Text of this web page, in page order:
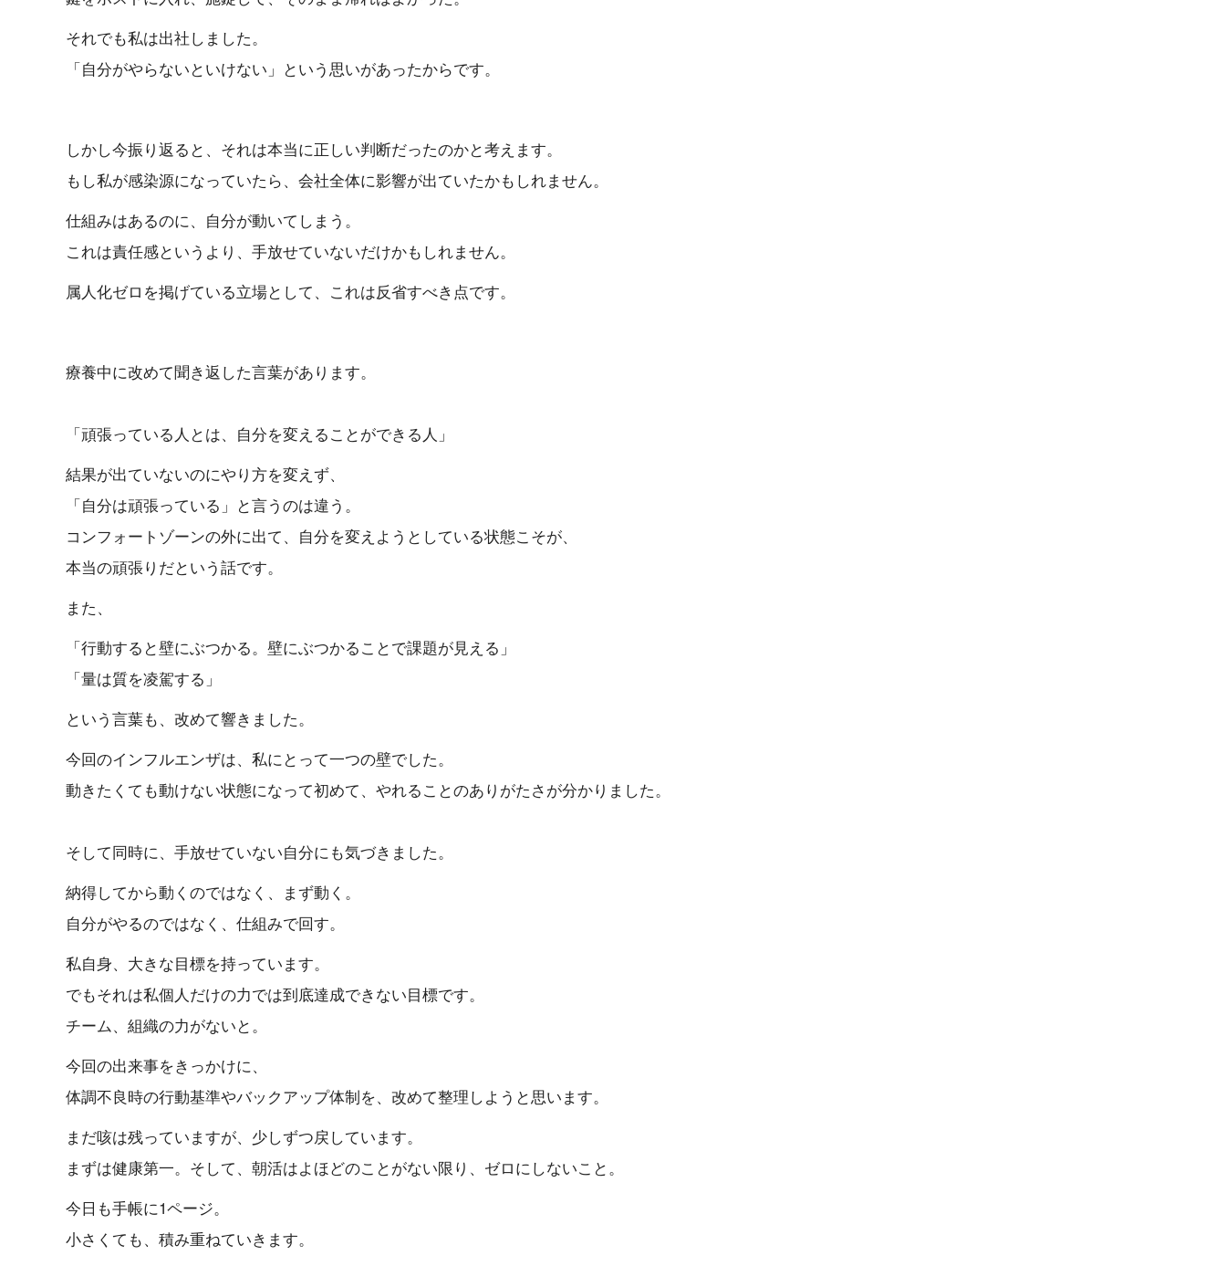
それでも私は出社しました。
「自分がやらないといけない」という思いがあったからです。
しかし今振り返ると、それは本当に正しい判断だったのかと考えます。
もし私が感染源になっていたら、会社全体に影響が出ていたかもしれません。
仕組みはあるのに、自分が動いてしまう。
これは責任感というより、手放せていないだけかもしれません。
属人化ゼロを掲げている立場として、これは反省すべき点です。
療養中に改めて聞き返した言葉があります。
「頑張っている人とは、自分を変えることができる人」
結果が出ていないのにやり方を変えず、
「自分は頑張っている」と言うのは違う。
コンフォートゾーンの外に出て、自分を変えようとしている状態こそが、
本当の頑張りだという話です。
また、
「行動すると壁にぶつかる。壁にぶつかることで課題が見える」
「量は質を凌駕する」
という言葉も、改めて響きました。
今回のインフルエンザは、私にとって一つの壁でした。
動きたくても動けない状態になって初めて、やれることのありがたさが分かりました。
そして同時に、手放せていない自分にも気づきました。
納得してから動くのではなく、まず動く。
自分がやるのではなく、仕組みで回す。
私自身、大きな目標を持っています。
でもそれは私個人だけの力では到底達成できない目標です。
チーム、組織の力がないと。
今回の出来事をきっかけに、
体調不良時の行動基準やバックアップ体制を、改めて整理しようと思います。
まだ咳は残っていますが、少しずつ戻しています。
まずは健康第一。そして、朝活はよほどのことがない限り、ゼロにしないこと。
今日も手帳に1ページ。
小さくても、積み重ねていきます。